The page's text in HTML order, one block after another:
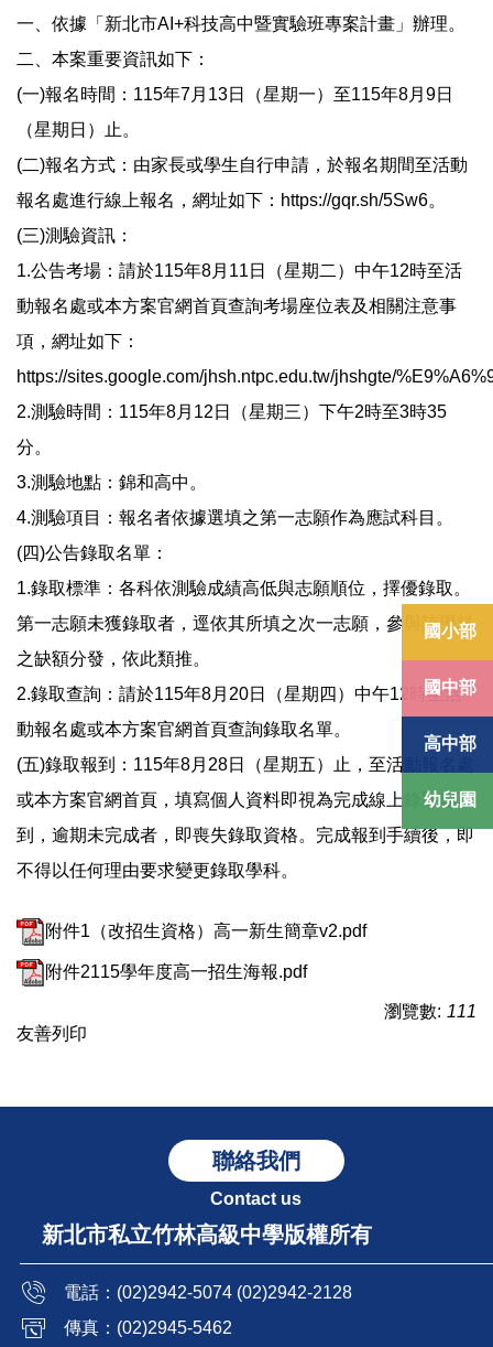
國小部
國中部
高中部
幼兒園
一、依據「新北市AI+科技高中暨實驗班專案計畫」辦理。
二、本案重要資訊如下：
(一)報名時間：115年7月13日（星期一）至115年8月9日
（星期日）止。
(二)報名方式：由家長或學生自行申請，於報名期間至活動
報名處進行線上報名，網址如下：https://gqr.sh/5Sw6。
(三)測驗資訊：
1.公告考場：請於115年8月11日（星期二）中午12時至活
動報名處或本方案官網首頁查詢考場座位表及相關注意事
項，網址如下：
https://sites.google.com/jhsh.ntpc.edu.tw/jhshgte/
2.測驗時間：115年8月12日（星期三）下午2時至3時35
分。
3.測驗地點：錦和高中。
4.測驗項目：報名者依據選填之第一志願作為應試科目。
(四)公告錄取名單：
1.錄取標準：各科依測驗成績高低與志願順位，擇優錄取。
第一志願未獲錄取者，逕依其所填之次一志願，參與該學科
之缺額分發，依此類推。
2.錄取查詢：請於115年8月20日（星期四）中午12時至活
動報名處或本方案官網首頁查詢錄取名單。
(五)錄取報到：115年8月28日（星期五）止，至活動報名處
或本方案官網首頁，填寫個人資料即視為完成線上錄取報
到，逾期未完成者，即喪失錄取資格。完成報到手續後，即
不得以任何理由要求變更錄取學科。
附件1（改招生資格）高一新生簡章v2.pdf
附件2115學年度高一招生海報.pdf
瀏覽數: 111
友善列印
聯絡我們
Contact us
新北市私立竹林高級中學版權所有
電話：(02)2942-5074 (02)2942-2128
傳真：(02)2945-5462